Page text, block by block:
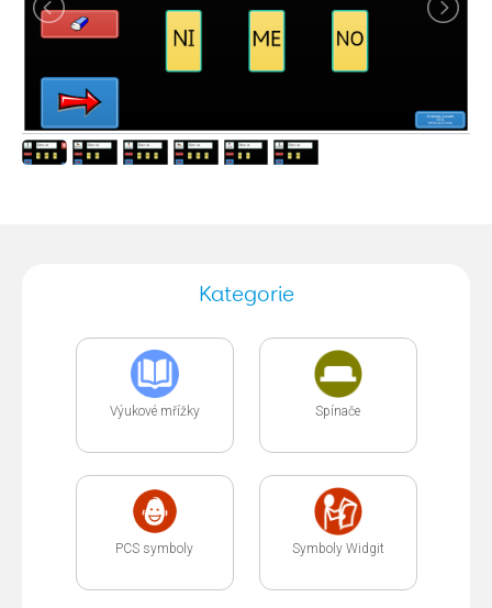
Kategorie
Výukové mřížky Spínače
PCS symboly Symboly Widgit